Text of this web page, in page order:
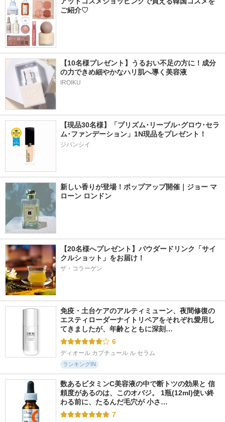
ご紹介♡
【10名様プレゼント】うるおい不足の方に！成分
の力できめ細やかなハリ肌へ導く美容液
IROIKU
【現品30名様】「プリズム･リーブル･グロウ･セラ
ジバンシイ
新しい香りが登場！ポップアップ開催｜ジョー マ
ローン ロンドン
【20名様へプレゼント】パウダードリンク「サイ
クルショット」をお届け！
ザ・コラーゲン
免疫・土台ケアのアルティミューン、夜間修復の
エスティローダーナイトリペアをそれぞれ愛用し
てきましたが、年齢とともに深刻…
6
ディオール カプチュール ル セラム
ランキングIN
数あるビタミンC美容液の中で断トツの効果と 信
頼度があるのは、このオバジ。 1瓶(12ml)使い終
わる前に、たるんだ毛穴が 小さ…
7